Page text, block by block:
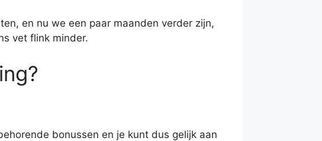
en nu we een paar maanden verder zijn,
vet flink minder.
bonussen en je kunt dus gelijk aan